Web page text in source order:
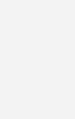
Bürostuhl-
gelegt. Den
Party-
Spaß und
die Automeile
Marken, das
und